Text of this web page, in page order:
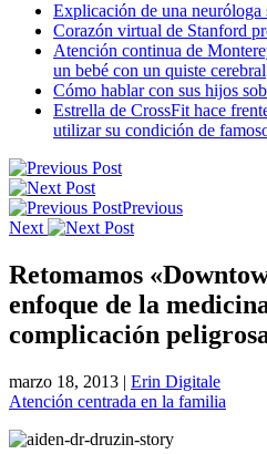
Explicación de una neuróloga
Corazón virtual de Stanford
Atención continua de
un bebé con un quiste cerebral
Cómo hablar con sus hijos
Estrella de CrossFit hace
utilizar su condición de
Previous
Next
Retomamos
enfoque de la
complicación
marzo 18, 2013 | Erin Digitale
Atención centrada en la familia